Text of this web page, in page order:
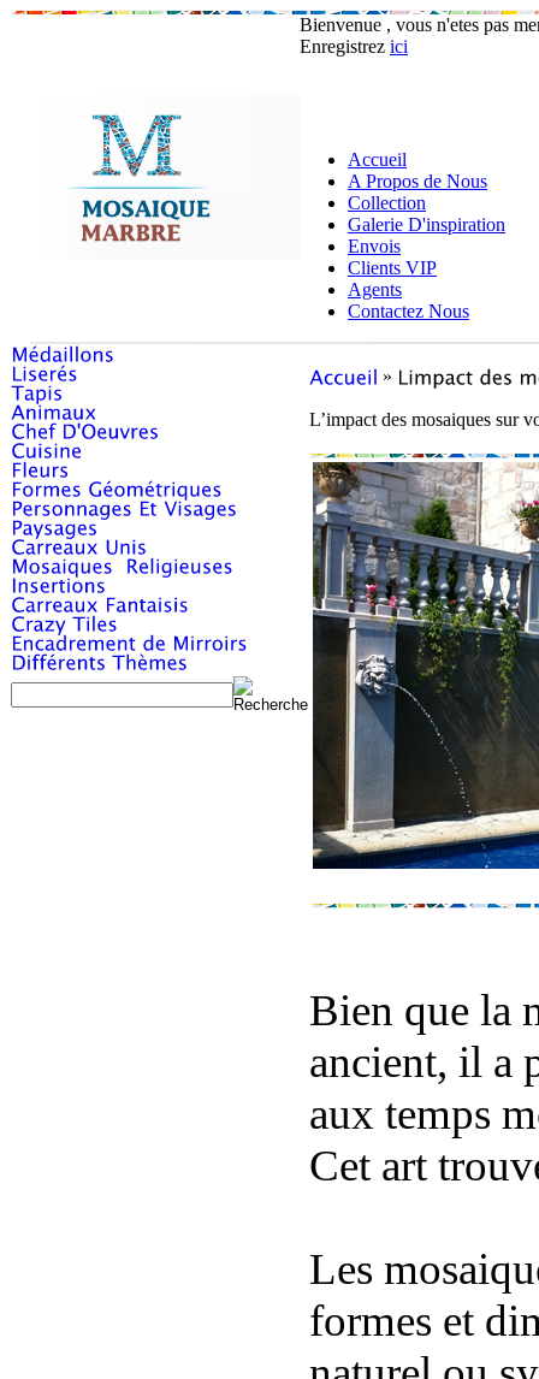
Bienvenue , vous n'etes pas
Enregistrez ici
Accueil
A Propos de Nous
Collection
Galerie D'inspiration
Envois
Clients VIP
Agents
Contactez Nous
»
L’impact des mosaiques sur
Bien que la
ancient, il a
aux temps
Cet art
Les
formes et